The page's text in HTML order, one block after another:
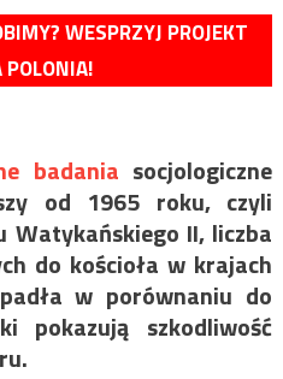
WESPRZYJ PROJEKT
badania socjologiczne
od 1965 roku, czyli
II, liczba
do kościoła w krajach
w porównaniu do
pokazują szkodliwość